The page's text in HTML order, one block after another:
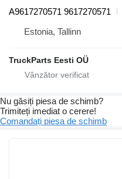
A9617270571 9617270571
Estonia, Tallinn
TruckParts Eesti OÜ
Nu găsiți piesa de schimb?
Trimiteți imediat o cerere!
Comandați piesa de schimb